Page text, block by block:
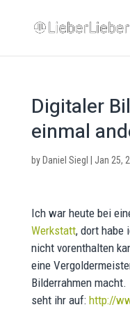
Digitaler
einmal
by Daniel Siegl Jan 25,
Ich war heute bei
Werkstatt, dort habe
nicht vorenthalten
eine
Bilderrahmen macht.
seht ihr auf: http://